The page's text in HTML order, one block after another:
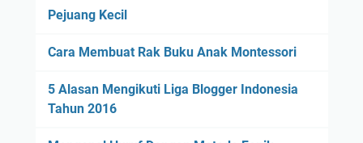
Pejuang Kecil
Cara Membuat Rak Buku Anak Montessori
5 Alasan Mengikuti Liga Blogger Indonesia
Tahun 2016